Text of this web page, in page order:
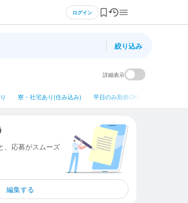
ログイン
絞り込み
詳細表示
寮・社宅あり(住み込み) 平日のみ勤務OK(土日休み)
、応募がスムーズ
編集する